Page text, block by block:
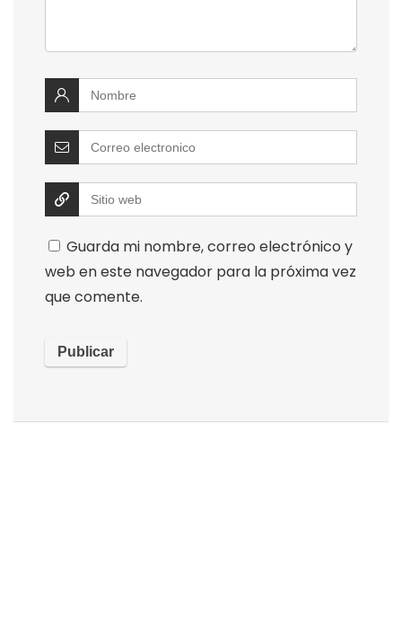
Guarda mi nombre, correo electrónico y
web en este navegador para la próxima vez
que comente.